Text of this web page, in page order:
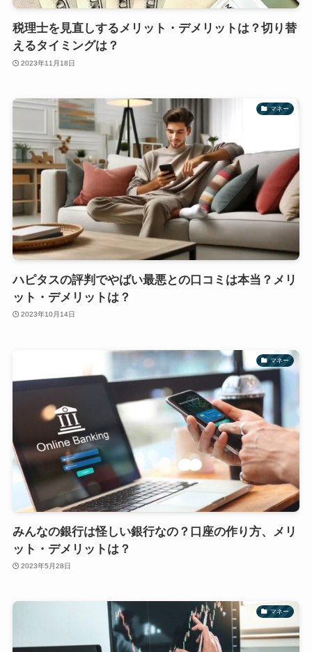
税理士を見直しするメリット・デメリットは？切り替
えるタイミングは？
2023年11月18日
マネー
ハピタスの評判でやばい最悪との口コミは本当？メリ
ット・デメリットは？
2023年10月14日
マネー
みんなの銀行は怪しい銀行なの？口座の作り方、メリ
ット・デメリットは？
2023年5月28日
マネー